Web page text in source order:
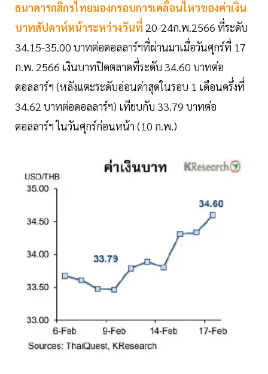
ธนาคารกสิกรไทยมองกรอบการเคลื่อนไหวของค่าเงิน
บาทสัปดาห์หน้าระหว่างวันที่ 20-24ก.พ.2566 ที่ระดับ
34.15-35.00 บาทต่อดอลลาร์ฯที่ผ่านมาเมื่อวันศุกร์ที่ 17
ก.พ. 2566 เงินบาทปิดตลาดที่ระดับ 34.60 บาทต่อ
ดอลลาร์ฯ (หลังแตะระดับอ่อนค่าสุดในรอบ 1 เดือนครึ่งที่
34.62 บาทต่อดอลลาร์ฯ) เทียบกับ 33.79 บาทต่อ
ดอลลาร์ฯ ในวันศุกร์ก่อนหน้า (10 ก.พ.)